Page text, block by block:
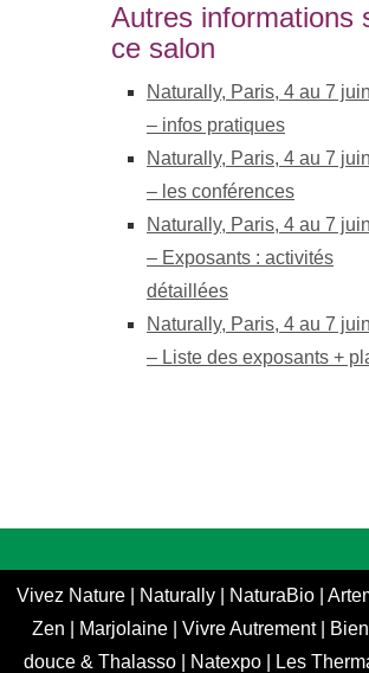
Autres informations
ce salon
Naturally, Paris, 4 au 7
– infos pratiques
Naturally, Paris, 4 au 7
– les conférences
Naturally, Paris, 4 au 7
– Exposants : activités
détaillées
Naturally, Paris, 4 au 7
– Liste des exposants +
Vivez Nature Naturally NaturaBio
Zen
Marjolaine Vivre Autrement
douce & Thalasso
Natexpo Les